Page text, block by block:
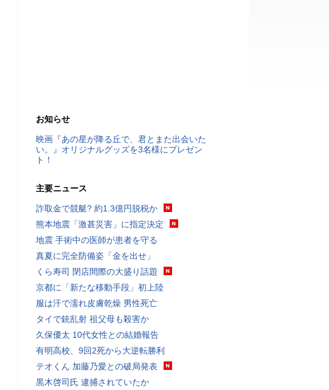
お知らせ
映画『あの星が降る丘で、君とまた出会いた
い。』オリジナルグッズを3名様にプレゼン
ト！
主要ニュース
詐取金で競艇? 約1.3億円脱税か
熊本地震「激甚災害」に指定決定
地震 手術中の医師が患者を守る
真夏に完全防備姿「金を出せ」
くら寿司 閉店間際の大盛り話題
京都に「新たな移動手段」初上陸
服は汗で濡れ皮膚乾燥 男性死亡
タイで銃乱射 祖父母も殺害か
久保優太 10代女性との結婚報告
有明高校、9回2死から大逆転勝利
テオくん 加藤乃愛との破局発表
黒木啓司氏 逮捕されていたか